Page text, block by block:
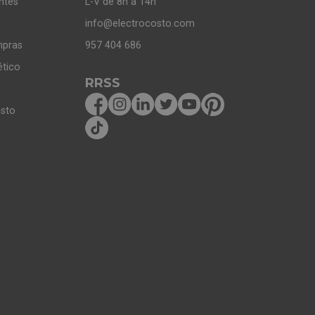
info@electrocosto.com
957 404 686
RRSS